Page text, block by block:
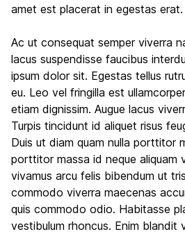
amet est placerat in egestas erat.
Ac ut consequat semper viverra
lacus suspendisse faucibus
ipsum dolor sit. Egestas tellus
eu. Leo vel fringilla est
etiam dignissim. Augue lacus
Turpis tincidunt id aliquet risus
Duis ut diam quam nulla porttitor
porttitor massa id neque aliquam
vivamus arcu felis bibendum ut
commodo viverra maecenas
quis commodo odio. Habitasse
vestibulum rhoncus. Enim blandit